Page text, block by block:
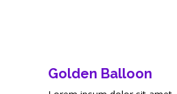
Golden Balloon